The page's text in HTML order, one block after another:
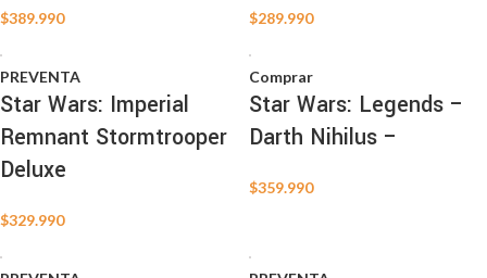
$389.990 $289.990
PREVENTA
Star Wars: Imperial
Remnant Stormtrooper
Deluxe
$329.990
Comprar
Star Wars: Legends –
Darth Nihilus –
$359.990